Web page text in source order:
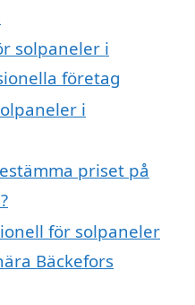
solpaneler i
företag
i
priset på
för solpaneler
Bäckefors